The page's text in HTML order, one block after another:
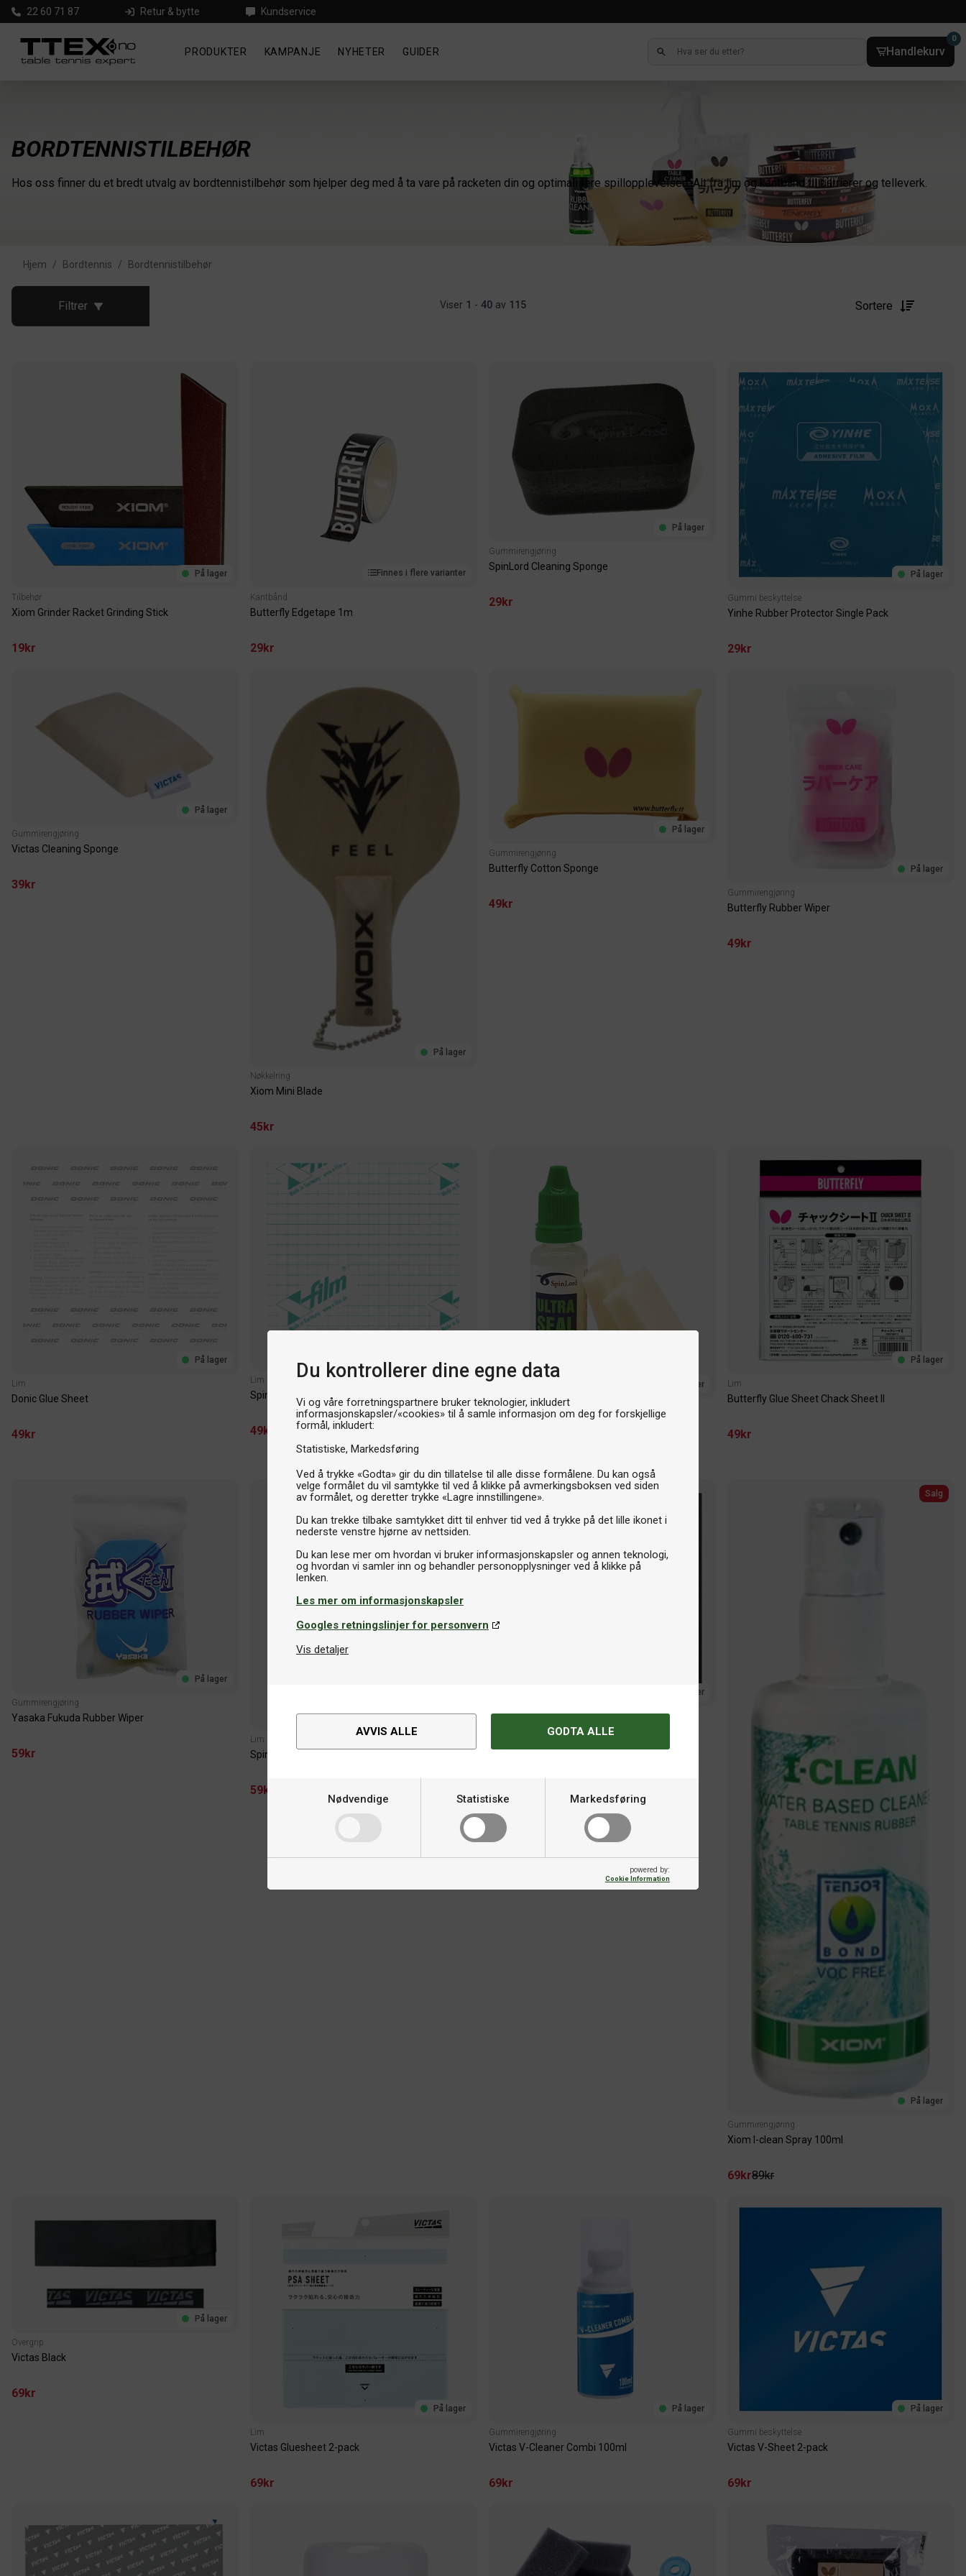
Du kontrollerer dine egne data
Vi og våre forretningspartnere bruker teknologier, inkludert
informasjonskapsler/«cookies» til å samle informasjon om deg for forskjellige
formål, inkludert:
Statistiske Markedsføring
Ved å trykke «Godta» gir du din tillatelse til alle disse formålene. Du kan også
velge formålet du vil samtykke til ved å klikke på avmerkingsboksen ved siden
av formålet, og deretter trykke «Lagre innstillingene».
Du kan trekke tilbake samtykket ditt til enhver tid ved å trykke på det lille ikonet i
nederste venstre hjørne av nettsiden.
Du kan lese mer om hvordan vi bruker informasjonskapsler og annen teknologi,
og hvordan vi samler inn og behandler personopplysninger ved å klikke på
Les mer om informasjonskapsler
Googles retningslinjer for personvern
Vis detaljer
AVVIS ALLE GODTA ALLE
Nødvendige Statistiske Markedsføring
powered by:
Cookie Information
22 60 71 87 Retur & bytte Kundservice
PRODUKTER KAMPANJE NYHETER GUIDER Handlekurv
0
BORDTENNISTILBEHØR
Hos oss finner du et bredt utvalg av bordtennistilbehør som hjelper deg med å ta vare på racketen din og optimalisere spillopplevelsen. Alt fra lim og kantbånd til barrierer og telleverk.
Hjem / Bordtennis / Bordtennistilbehør
Filtrer Viser 1 - 40 av 115 Sortere
På lager
Tilbehør
Xiom Grinder Racket Grinding Stick
19kr
Finnes i flere varianter
Kantbånd
Butterfly Edgetape 1m
29kr
På lager
Gummirengjøring
SpinLord Cleaning Sponge
29kr
På lager
Gummi beskyttelse
Yinhe Rubber Protector Single Pack
29kr
På lager
Gummirengjøring
Victas Cleaning Sponge
39kr
På lager
Nøkkelring
Xiom Mini Blade
45kr
På lager
Gummirengjøring
Butterfly Cotton Sponge
49kr
På lager
Gummirengjøring
Butterfly Rubber Wiper
49kr
På lager
Lim
Donic Glue Sheet
49kr
Lim
SpinLord Gluesheet
49kr
På lager
Lakk
SpinLord Ultra Seal 20ml
På lager
Lim
Butterfly Glue Sheet Chack Sheet II
49kr
På lager
Gummirengjøring
Yasaka Fukuda Rubber Wiper
59kr
På lager
Lim
SpinLord Fast Fix 20ml
59kr
På lager
Gummi beskyttelse
Stiga Rubber Protector Single Pack
Salg
På lager
Gummirengjøring
Xiom I-clean Spray 100ml
69kr89kr
På lager
Overgrip
Victas Black
69kr
På lager
Lim
Victas Gluesheet 2-pack
69kr
På lager
Gummirengjøring
Victas V-Cleaner Combi 100ml
69kr
På lager
Gummi beskyttelse
Victas V-Sheet 2-pack
69kr